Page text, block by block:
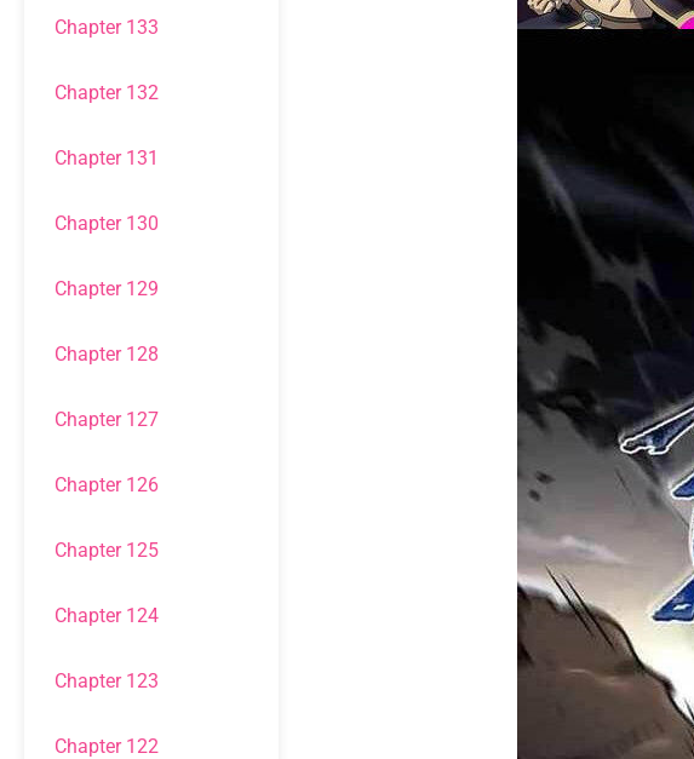
Chapter 133
Chapter 132
Chapter 131
Chapter 130
Chapter 129
Chapter 128
Chapter 127
Chapter 126
Chapter 125
Chapter 124
Chapter 123
Chapter 122